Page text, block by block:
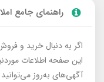
راهنمای جامع
اگر به دنبال خرید و
این صفحه اطلاعات
آگهی‌های به‌روز